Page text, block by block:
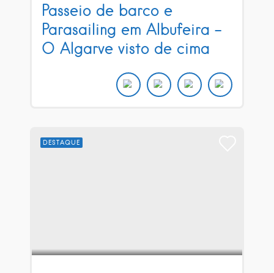
Passeio de barco e
Parasailing em Albufeira –
O Algarve visto de cima
DESTAQUE